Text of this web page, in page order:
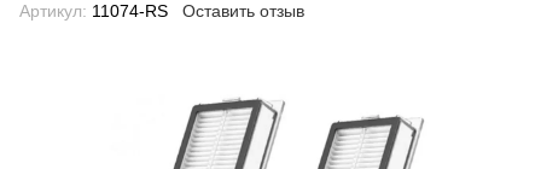
Артикул: 11074-RS Оставить отзыв